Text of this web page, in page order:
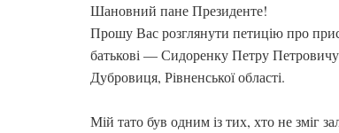
Шановний пане Президенте!
Прошу Вас розглянути петицію про
батькові — Сидоренку Петру
Дубровиця, Рівненської області.
Мій тато був одним із тих, хто не зміг